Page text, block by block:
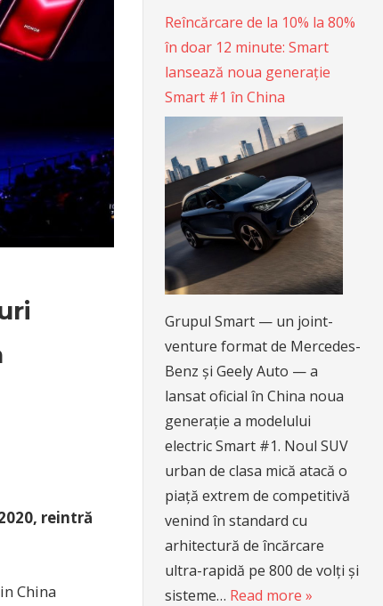
reintră
China
Reîncărcare de la 10% la 80%
în doar 12 minute: Smart
lansează noua generație
Smart #1 în China
Grupul Smart — un joint-
venture format de Mercedes-
Benz și Geely Auto — a
lansat oficial în China noua
generație a modelului
electric Smart #1. Noul SUV
urban de clasa mică atacă o
piață extrem de competitivă
venind în standard cu
arhitectură de încărcare
ultra-rapidă pe 800 de volți și
sisteme… Read more »